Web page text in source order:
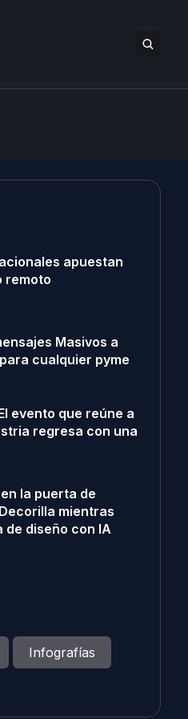
apuestan
remoto
Masivos a
cualquier pyme
evento que reúne a
regresa con una
la puerta de
mientras
diseño con IA
Infografías